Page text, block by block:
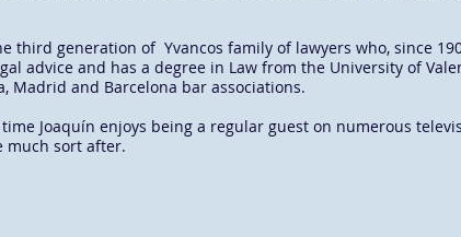
third generation of Yvancos family of lawyers who, since
advice and has a degree in Law from the University of
Madrid and Barcelona bar associations.
Joaquín enjoys being a regular guest on numerous
much sort after.